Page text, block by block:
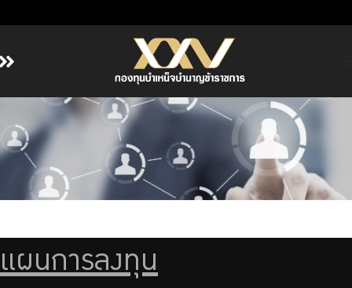
หน้าหลัก
เกี่ยวกับ กบข.
บริการสมาชิก
ลงทุน
รายงานผลการดำเนินงาน
แผนการลงทุน